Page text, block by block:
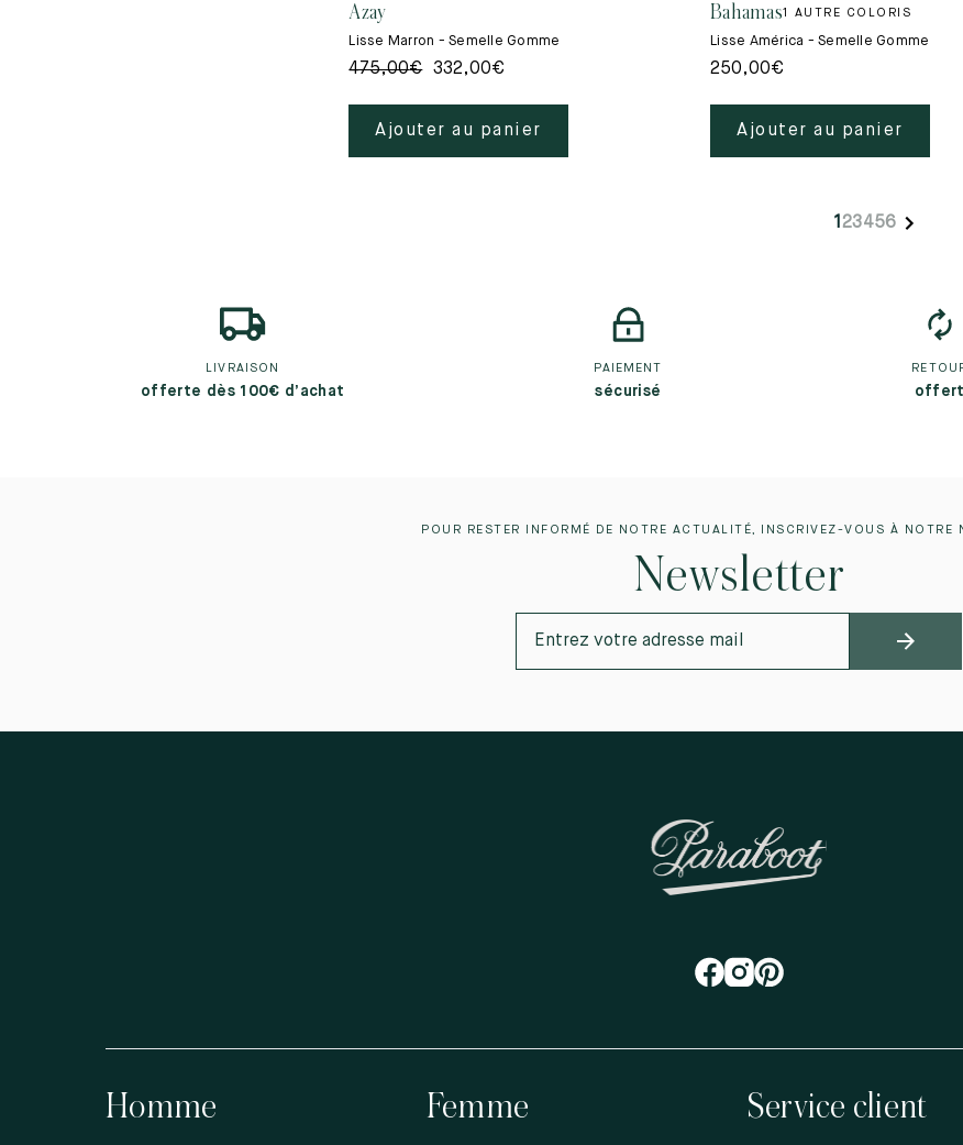
Azay
Lisse Marron - Semelle Gomme
475,00€ 332,00€
Ajouter au panier
Bahamas1 AUTRE COLORIS
Lisse América - Semelle Gomme
250,00€
Ajouter au panier
123456
LIVRAISON
offerte dès 100€ d’achat
PAIEMENT
sécurisé offert
POUR RESTER INFORMÉ DE NOTRE ACTUALITÉ, INSCRIVEZ-VOUS À NOTRE
Newsletter
Homme Femme Service client